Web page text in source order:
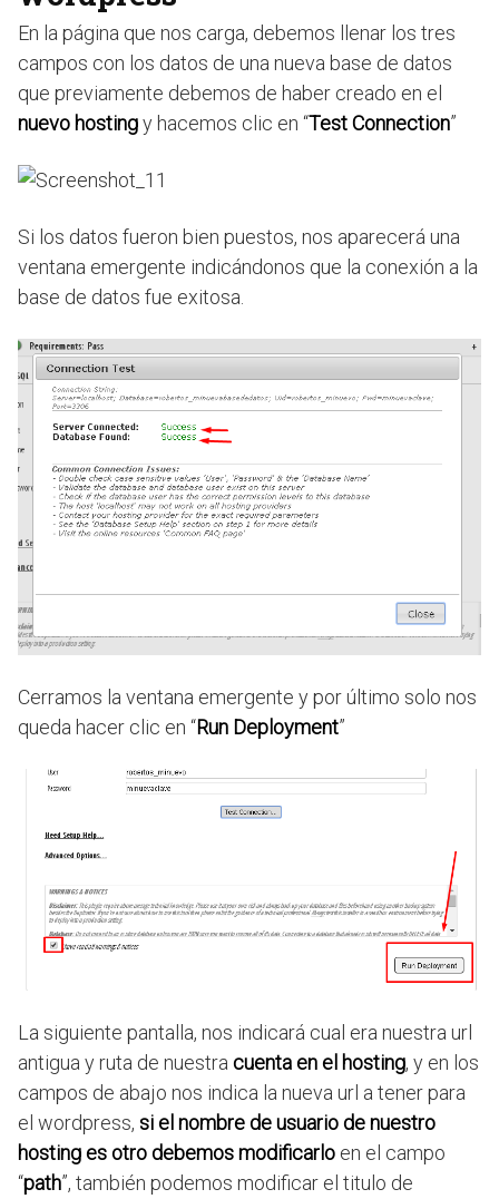
En la página que nos carga, debemos llenar los tres
campos con los datos de una nueva base de datos
que previamente debemos de haber creado en el
nuevo hostingy hacemos clic en “Test Connection”
Si los datos fueron bien puestos, nos aparecerá una
ventana emergente indicándonos que la conexión a la
base de datos fue exitosa.
Cerramos la ventana emergente y por último solo nos
queda hacer clic en “Run Deployment”
La siguiente pantalla, nos indicará cual era nuestra url
antigua y ruta de nuestra cuenta en el hosting, y en los
campos de abajo nos indica la nueva url a tener para
el wordpress, si el nombre de usuario de nuestro
hosting es otro debemos modificarlo en el campo
“path”, también podemos modificar el titulo de